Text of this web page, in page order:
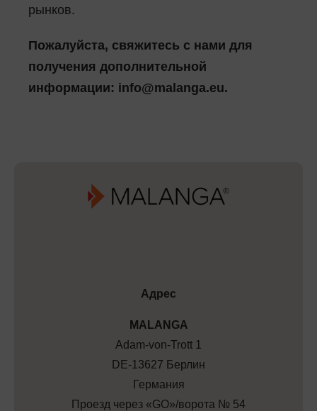
рынков.
Пожалуйста, свяжитесь с нами для
получения дополнительной
информации: info@malanga.eu.
Адрес
МALANGA
Adam-von-Trott 1
DE-13627 Берлин
Германия
Проезд через «GO»/ворота № 54